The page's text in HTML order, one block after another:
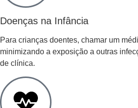
Doenças na Infância
Para crianças doentes, chamar um
minimizando a exposição a outras
de clínica.